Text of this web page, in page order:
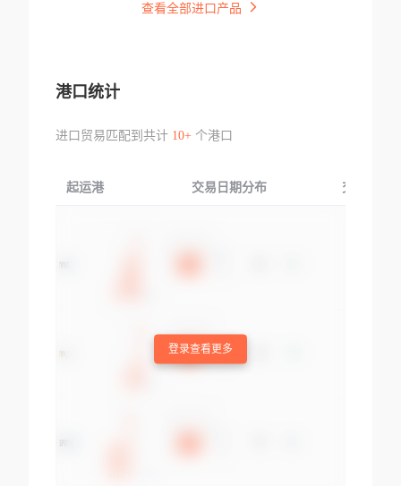
查看全部进口产品
港口统计
进口贸易匹配到共计 10+个港口
起运港 交易日期分布 交易产品
登录查看更多